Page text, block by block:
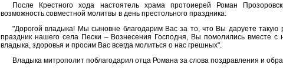
После Крестного хода настоятель храма протоиерей Роман
возможность совместной молитвы в день престольного праздника:
"Дорогой владыка! Мы сыновне благодарим Вас за то, что Вы даруете такую
праздник нашего села Пески – Вознесения Господня, Вы помолились вместе
владыка, здоровья и просим Вас всегда молиться о нас грешных".
Владыка митрополит поблагодарил отца Романа за слова поздравления и